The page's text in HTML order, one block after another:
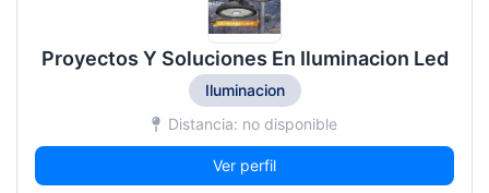
Proyectos Y Soluciones En Iluminacion Led
Iluminacion
Distancia: no disponible
Ver perfil